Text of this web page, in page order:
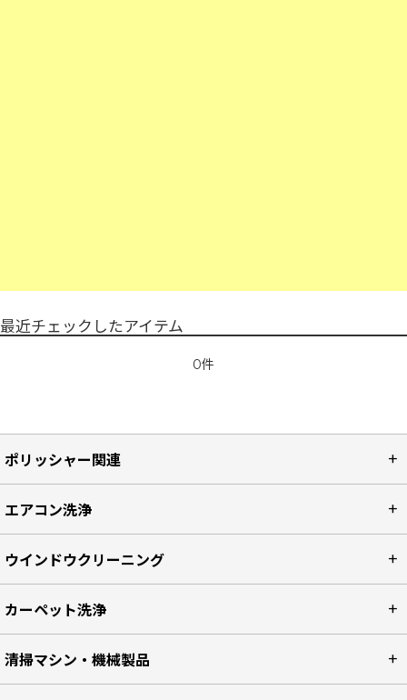
最近チェックしたアイテム
0件
ポリッシャー関連
エアコン洗浄
ウインドウクリーニング
カーペット洗浄
清掃マシン・機械製品